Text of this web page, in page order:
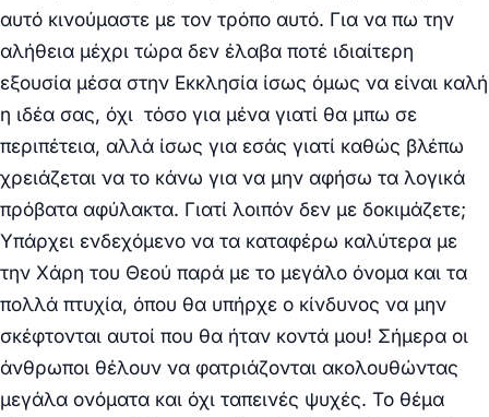
αυτό κινούμαστε με τον τρόπο αυτό. Για να πω την
αλήθεια μέχρι τώρα δεν έλαβα ποτέ ιδιαίτερη
εξουσία μέσα στην Εκκλησία ίσως όμως να είναι καλή
η ιδέα σας, όχι τόσο για μένα γιατί θα μπω σε
περιπέτεια, αλλά ίσως για εσάς γιατί καθώς βλέπω
χρειάζεται να το κάνω για να μην αφήσω τα λογικά
πρόβατα αφύλακτα. Γιατί λοιπόν δεν με δοκιμάζετε;
Υπάρχει ενδεχόμενο να τα καταφέρω καλύτερα με
την Χάρη του Θεού παρά με το μεγάλο όνομα και τα
πολλά πτυχία, όπου θα υπήρχε ο κίνδυνος να μην
σκέφτονται αυτοί που θα ήταν κοντά μου! Σήμερα οι
άνθρωποι θέλουν να φατριάζονται ακολουθώντας
μεγάλα ονόματα και όχι ταπεινές ψυχές. Το θέμα